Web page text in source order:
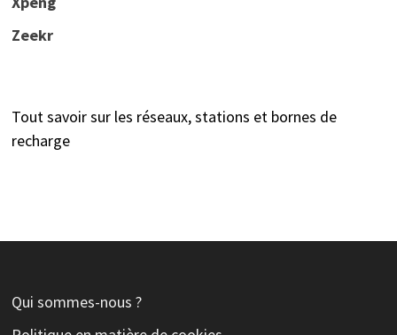
Zeekr
Tout savoir sur les réseaux, stations et bornes de
recharge
Qui sommes-nous ?